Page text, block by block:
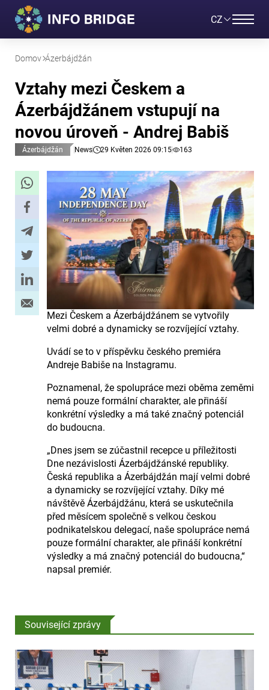
CZ
Domov Ázerbájdžán
Vztahy mezi Českem a
Ázerbájdžánem vstupují na
novou úroveň - Andrej Babiš
Ázerbájdžán News 29 Květen 2026 09:15 163
Mezi Českem a Ázerbájdžánem se vytvořily
velmi dobré a dynamicky se rozvíjející vztahy.
Uvádí se to v příspěvku českého premiéra
Andreje Babiše na Instagramu.
Poznamenal, že spolupráce mezi oběma zeměmi
nemá pouze formální charakter, ale přináší
konkrétní výsledky a má také značný potenciál
do budoucna.
„Dnes jsem se zúčastnil recepce u příležitosti
Dne nezávislosti Ázerbájdžánské republiky.
Česká republika a Ázerbájdžán mají velmi dobré
a dynamicky se rozvíjející vztahy. Díky mé
návštěvě Ázerbájdžánu, která se uskutečnila
před měsícem společně s velkou českou
podnikatelskou delegací, naše spolupráce nemá
pouze formální charakter, ale přináší konkrétní
výsledky a má značný potenciál do budoucna,“
napsal premiér.
Související zprávy